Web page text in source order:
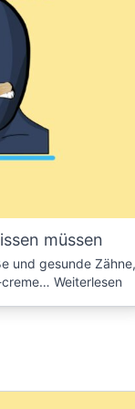
müssen
und gesunde Zähne,
creme… Weiterlesen